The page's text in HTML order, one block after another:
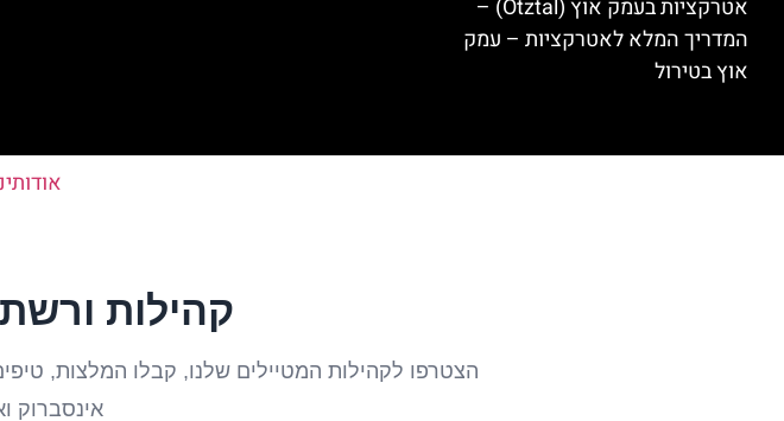
אטרקציות בעמק אוץ (Ötztal) –
המדריך המלא לאטרקציות – עמק
אוץ בטירול
קהילות
הצטרפו לקהילות המטיילים שלנו, קבלו המלצות,
אינסברוק